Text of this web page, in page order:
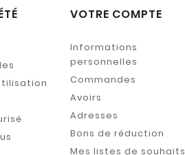
VOTRE COMPTE
Informations
personnelles
Commandes
Avoirs
Adresses
Bons de réduction
Mes listes de souhaits